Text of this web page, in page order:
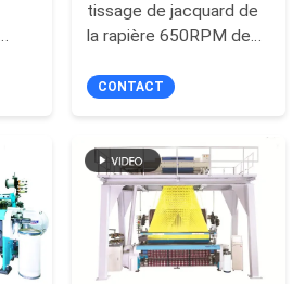
tissage de jacquard de
la rapière 650RPM de
CONTACT